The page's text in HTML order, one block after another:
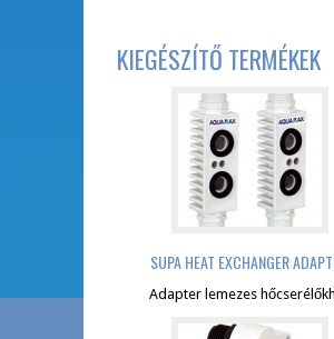
KIEGÉSZÍTŐ TERMÉKEK
SUPA HEAT EXCHANGER
Adapter lemezes